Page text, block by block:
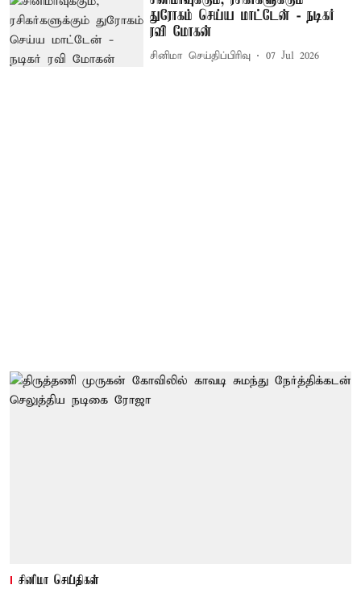
துரோகம் செய்ய மாட்டேன் - நடிகர்
ரவி மோகன்
சினிமா செய்திப்பிரிவு 07 Jul 2026
சினிமா செய்திகள்